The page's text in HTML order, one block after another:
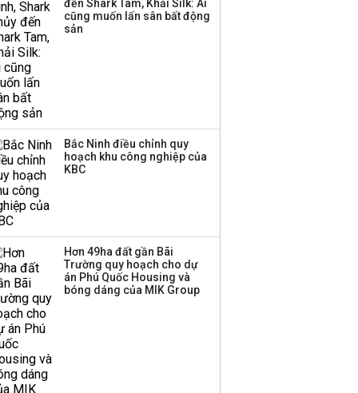
đến Shark Tam, Khải Silk: Ai
cũng muốn lấn sân bất động
sản
Bắc Ninh điều chỉnh quy
hoạch khu công nghiệp của
KBC
Hơn 49ha đất gần Bãi
Trường quy hoạch cho dự
án Phú Quốc Housing và
bóng dáng của MIK Group